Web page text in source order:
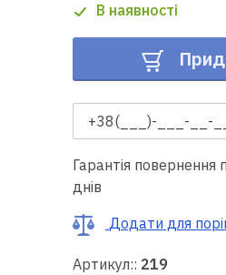
швейної
техніки
Корисні
поради
Про
нас
В наявності
Гарантія повернення
днів
Додати для
Артикул:: 219